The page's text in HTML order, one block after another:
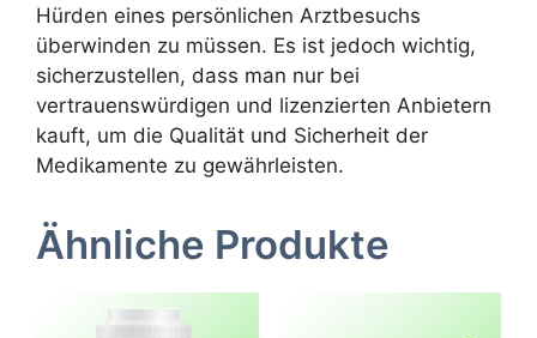
Hürden eines persönlichen Arztbesuchs
überwinden zu müssen. Es ist jedoch wichtig,
sicherzustellen, dass man nur bei
vertrauenswürdigen und lizenzierten Anbietern
kauft, um die Qualität und Sicherheit der
Medikamente zu gewährleisten.
Ähnliche Produkte